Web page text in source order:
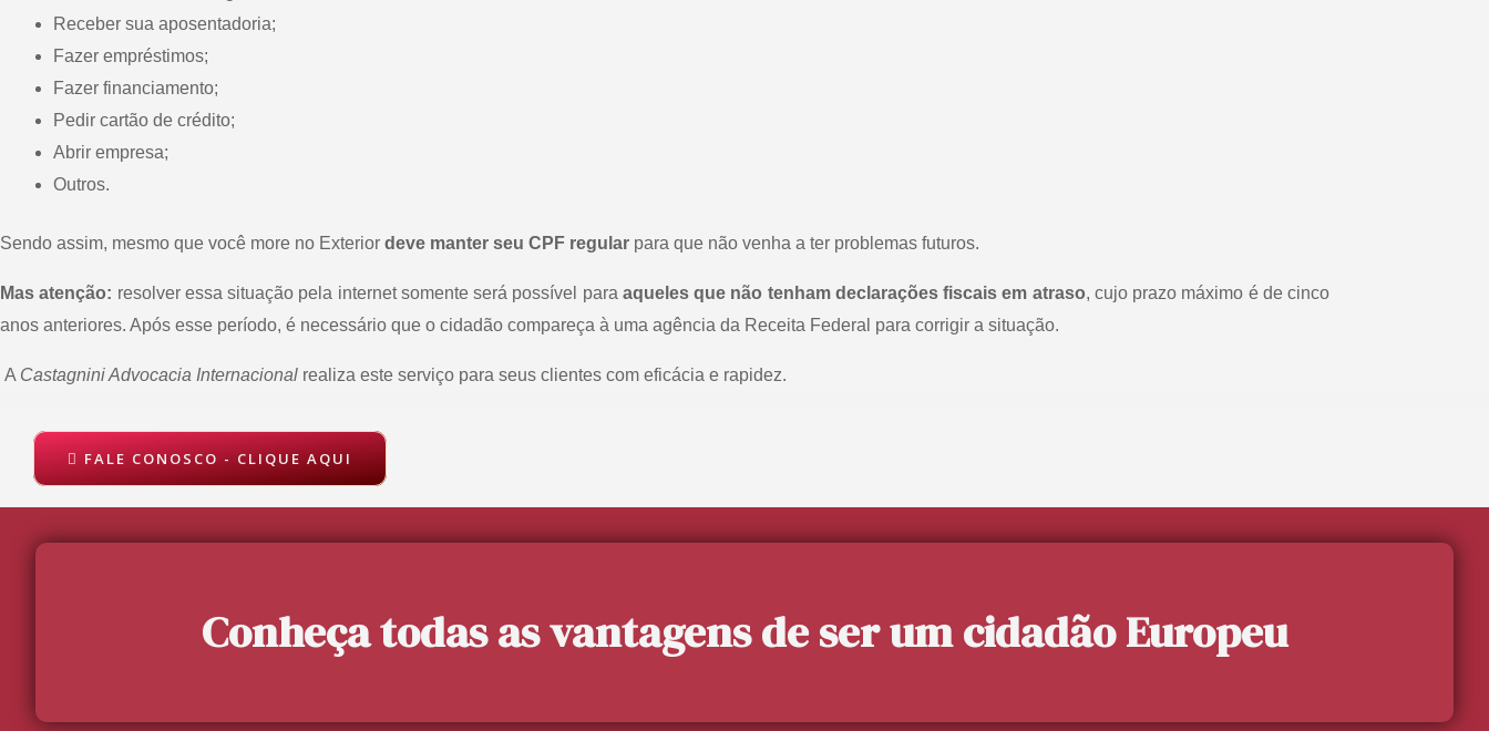
Receber sua aposentadoria;
Fazer empréstimos;
Fazer financiamento;
Pedir cartão de crédito;
Abrir empresa;
Outros.
Sendo assim, mesmo que você more no Exterior deve manter seu CPF regular para que não venha a ter problemas futuros.
Mas atenção: resolver essa situação pela internet somente será possível para aqueles que não tenham declarações fiscais em atraso, cujo prazo máximo é de cinco
anos anteriores. Após esse período, é necessário que o cidadão compareça à uma agência da Receita Federal para corrigir a situação.
A Castagnini Advocacia Internacional realiza este serviço para seus clientes com eficácia e rapidez.
FALE CONOSCO - CLIQUE AQUI
Conheça todas as vantagens de ser um cidadão Europeu